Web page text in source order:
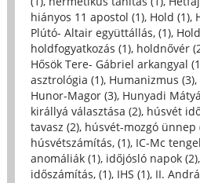
hiányos 11 apostol (1), Hold (1),
Plútó- Altair együttállás, (1),
holdfogyatkozás (1), holdnővér
Hősök Tere- Gábriel arkangyal
asztrológia (1), Humanizmus (3),
Hunor-Magor (3), Hunyadi
királlyá választása (2), húsvét
tavasz (2), húsvét-mozgó ünnep
húsvétszámítás, (1), IC-Mc
anomáliák (1), időjósló napok (2),
időszámítás, (1), IHS (1), II.